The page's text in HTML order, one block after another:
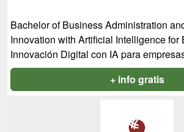
Bachelor of Business Administration
Innovation with Artificial Intelligence for
Innovación Digital con IA para
+ info gratis